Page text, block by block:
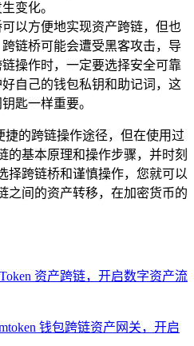
变化。
以方便地实现资产跨链，但也
链桥可能会遭受黑客攻击，导
操作时，一定要选择安全可靠
自己的钱包私钥和助记词，这
匙一样重要。
捷的跨链操作途径，但在使用过
的基本原理和操作步骤，并时刻
择跨链桥和谨慎操作，您就可以
之间的资产转移，在加密货币的
资产跨链，开启数字资产流
钱包跨链资产网关，开启